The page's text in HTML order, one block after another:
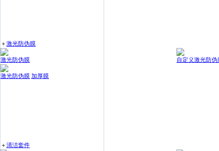
＋激光防伪膜
激光防伪膜
激光防伪膜 加厚膜
自定义激光防伪
＋清洁套件